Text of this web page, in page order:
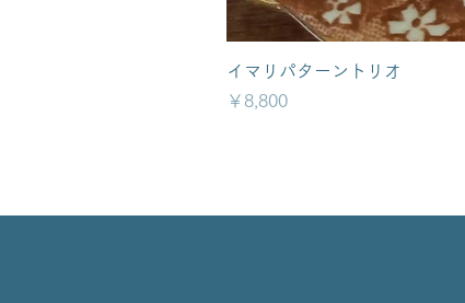
イマリパターントリオ
価格
￥8,800